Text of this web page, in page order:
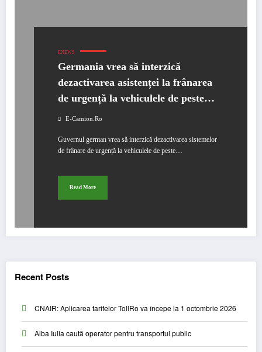
ENEWS
Germania vrea să interzică
dezactivarea asistenței la frânarea
de urgență la vehiculele de peste
3.5t
E-Camion.ro
Guvernul german vrea să interzică dezactivarea sistemelor
de frânare de urgență la vehiculele de peste…
Read More
Recent Posts
CNAIR: Aplicarea tarifelor TollRo va începe la 1 octombrie 2026
Alba Iulia caută operator pentru transportul public